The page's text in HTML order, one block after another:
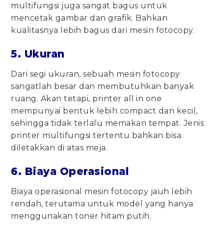
multifungsi juga sangat bagus untuk
mencetak gambar dan grafik. Bahkan
kualitasnya lebih bagus dari mesin fotocopy.
5. Ukuran
Dari segi ukuran, sebuah mesin fotocopy
sangatlah besar dan membutuhkan banyak
ruang. Akan tetapi, printer all in one
mempunyai bentuk lebih compact dan kecil,
sehingga tidak terlalu memakan tempat. Jenis
printer multifungsi tertentu bahkan bisa
diletakkan di atas meja.
6. Biaya Operasional
Biaya operasional mesin fotocopy jauh lebih
rendah, terutama untuk model yang hanya
menggunakan toner hitam putih.